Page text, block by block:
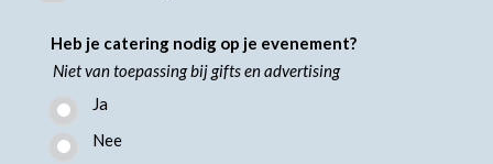
Heb je catering nodig op je evenement?
Niet van toepassing bij gifts en advertising
Ja
Nee